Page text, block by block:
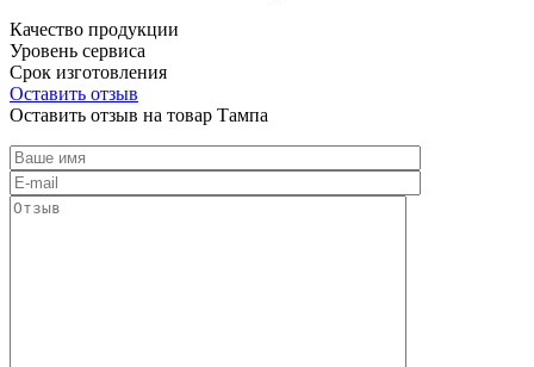
Качество продукции
Уровень сервиса
Срок изготовления
Оставить отзыв
Оставить отзыв на товар Тампа